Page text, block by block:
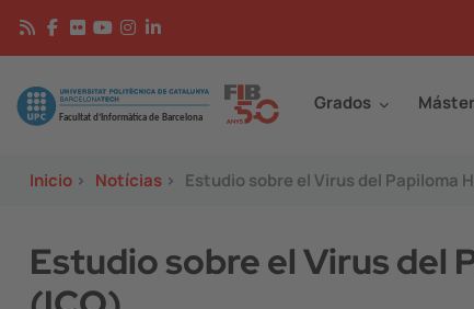
Pasar al contenido principal
Image Grados
Inicio > Notícias > Estudio sobre el Virus del Papiloma
Estudio sobre el Virus del